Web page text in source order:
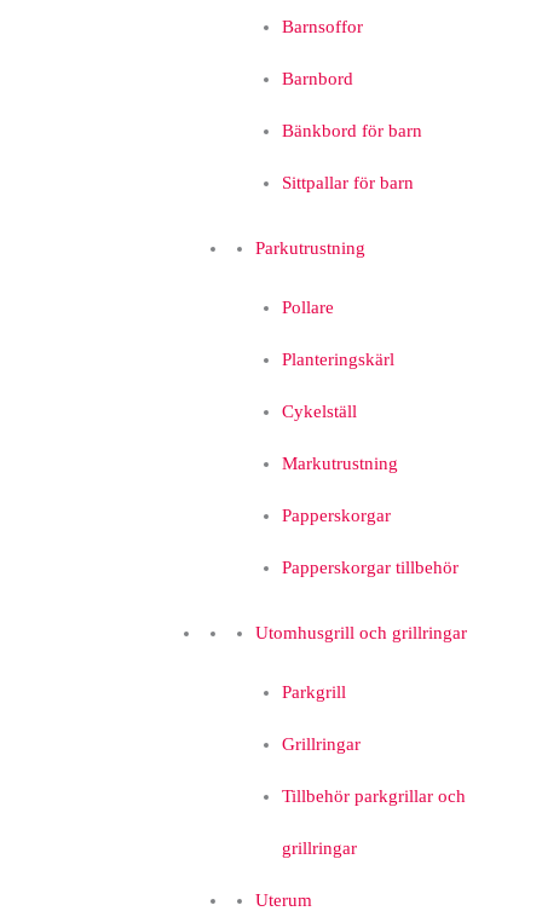
Barnsoffor
Barnbord
Bänkbord för barn
Sittpallar för barn
Parkutrustning
Pollare
Planteringskärl
Cykelställ
Markutrustning
Papperskorgar
Papperskorgar tillbehör
Utomhusgrill och grillringar
Parkgrill
Grillringar
Tillbehör parkgrillar och
grillringar
Uterum